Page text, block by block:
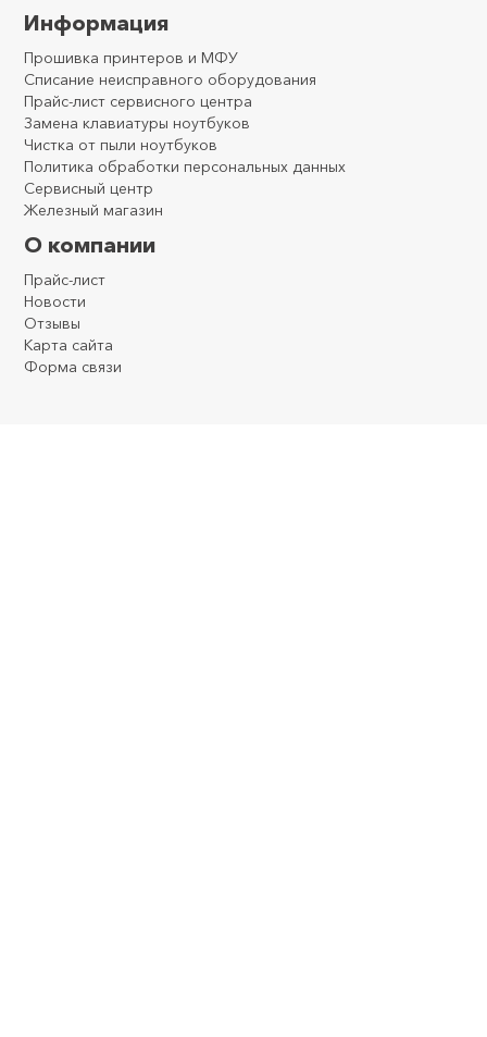
Информация
Прошивка принтеров и МФУ
Списание неисправного оборудования
Прайс-лист сервисного центра
Замена клавиатуры ноутбуков
Чистка от пыли ноутбуков
Политика обработки персональных данных
Сервисный центр
Железный магазин
О компании
Прайс-лист
Новости
Отзывы
Карта сайта
Форма связи